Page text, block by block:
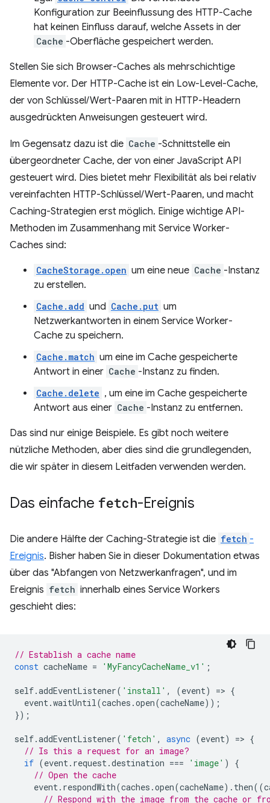
Konfiguration zur Beeinflussung des HTTP-Cache
hat keinen Einfluss darauf, welche Assets in der
Cache -Oberfläche gespeichert werden.
Stellen Sie sich Browser-Caches als mehrschichtige
Elemente vor. Der HTTP-Cache ist ein Low-Level-Cache,
der von Schlüssel/Wert-Paaren mit in HTTP-Headern
ausgedrückten Anweisungen gesteuert wird.
Im Gegensatz dazu ist die Cache -Schnittstelle ein
übergeordneter Cache, der von einer JavaScript API
gesteuert wird. Dies bietet mehr Flexibilität als bei relativ
vereinfachten HTTP-Schlüssel/Wert-Paaren, und macht
Caching-Strategien erst möglich. Einige wichtige API-
Methoden im Zusammenhang mit Service Worker-
Caches sind:
CacheStorage.open um eine neue Cache -Instanz
zu erstellen.
Cache.add und Cache.put um
Netzwerkantworten in einem Service Worker-
Cache zu speichern.
Cache.match um eine im Cache gespeicherte
Antwort in einer Cache -Instanz zu finden.
Cache.delete , um eine im Cache gespeicherte
Antwort aus einer Cache -Instanz zu entfernen.
Das sind nur einige Beispiele. Es gibt noch weitere
nützliche Methoden, aber dies sind die grundlegenden,
die wir später in diesem Leitfaden verwenden werden.
Das einfache fetch-Ereignis
Die andere Hälfte der Caching-Strategie ist die fetch -
Ereignis. Bisher haben Sie in dieser Dokumentation etwas
über das "Abfangen von Netzwerkanfragen", und im
Ereignis fetch innerhalb eines Service Workers
geschieht dies:
// Establish a cache name
const cacheName = 'MyFancyCacheName_v1' ;
self.addEventListener( 'install' , (event) => {
event.waitUntil(caches .open(cacheName));
});
self.addEventListener( 'fetch' , async (event) => {
// Is this a request for an image?
if (event. request.destination === 'image' )
{
// Open the cache
event. respondWith(caches .open(cacheName). then((
// Respond with the image from the cache or